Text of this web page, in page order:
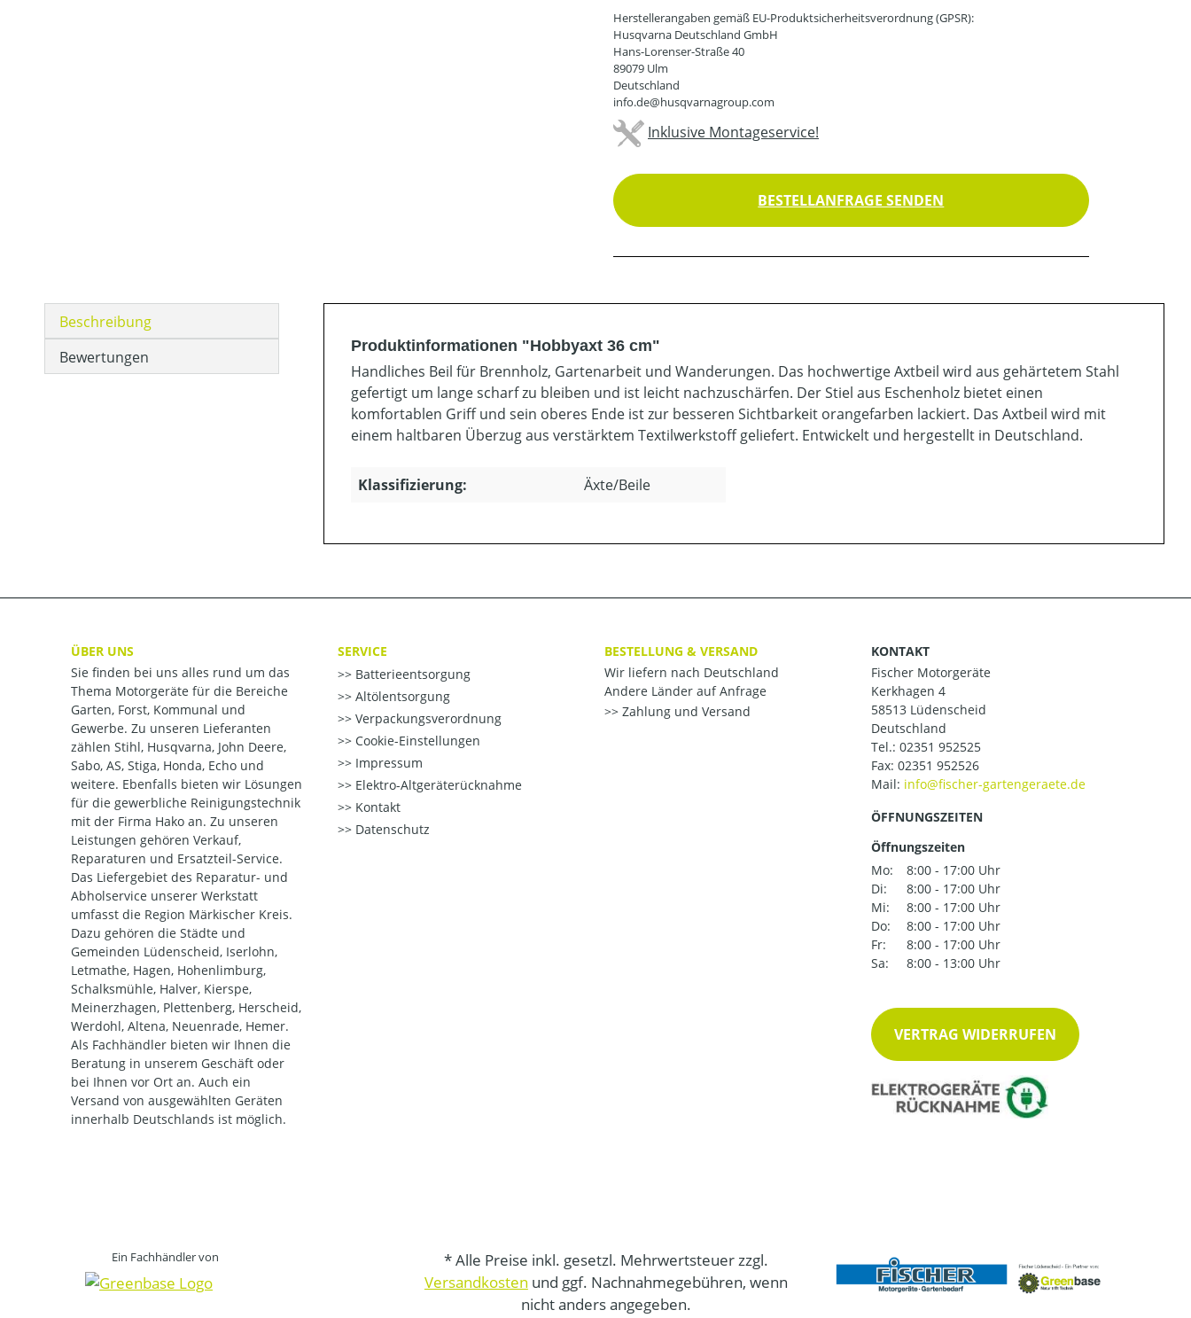
Herstellerangaben gemäß EU-Produktsicherheitsverordnung (GPSR):
Husqvarna Deutschland GmbH
Hans-Lorenser-Straße 40
89079 Ulm
Deutschland
info.de@husqvarnagroup.com
Inklusive Montageservice!
BESTELLANFRAGE SENDEN
Beschreibung
Bewertungen
Produktinformationen "Hobbyaxt 36 cm"
Handliches Beil für Brennholz, Gartenarbeit und Wanderungen. Das hochwertige Axtbeil wird aus gehärtetem Stahl
gefertigt um lange scharf zu bleiben und ist leicht nachzuschärfen. Der Stiel aus Eschenholz bietet einen
komfortablen Griff und sein oberes Ende ist zur besseren Sichtbarkeit orangefarben lackiert. Das Axtbeil wird mit
einem haltbaren Überzug aus verstärktem Textilwerkstoff geliefert. Entwickelt und hergestellt in Deutschland.
Klassifizierung: Äxte/Beile
ÜBER UNS
Sie finden bei uns alles rund um das
Thema Motorgeräte für die Bereiche
Garten, Forst, Kommunal und
Gewerbe. Zu unseren Lieferanten
zählen Stihl, Husqvarna, John Deere,
Sabo, AS, Stiga, Honda, Echo und
weitere. Ebenfalls bieten wir Lösungen
für die gewerbliche Reinigungstechnik
mit der Firma Hako an. Zu unseren
Leistungen gehören Verkauf,
Reparaturen und Ersatzteil-Service.
Das Liefergebiet des Reparatur- und
Abholservice unserer Werkstatt
umfasst die Region Märkischer Kreis.
Dazu gehören die Städte und
Gemeinden Lüdenscheid, Iserlohn,
Letmathe, Hagen, Hohenlimburg,
Schalksmühle, Halver, Kierspe,
Meinerzhagen, Plettenberg, Herscheid,
Werdohl, Altena, Neuenrade, Hemer.
Als Fachhändler bieten wir Ihnen die
Beratung in unserem Geschäft oder
bei Ihnen vor Ort an. Auch ein
Versand von ausgewählten Geräten
innerhalb Deutschlands ist möglich.
SERVICE
Batterieentsorgung
Altölentsorgung
Verpackungsverordnung
Cookie-Einstellungen
Impressum
Elektro-Altgeräterücknahme
Kontakt
Datenschutz
BESTELLUNG & VERSAND
Wir liefern nach Deutschland
Andere Länder auf Anfrage
Zahlung und Versand
KONTAKT
Fischer Motorgeräte
Kerkhagen 4
58513 Lüdenscheid
Deutschland
Tel.: 02351 952525
Fax: 02351 952526
Mail:
ÖFFNUNGSZEITEN
Öffnungszeiten
Mo:
8:00 - 17:00 Uhr
Di:
8:00 - 17:00 Uhr
Mi:
8:00 - 17:00 Uhr
Do:
8:00 - 17:00 Uhr
Fr:
8:00 - 17:00 Uhr
Sa:
8:00 - 13:00 Uhr
VERTRAG WIDERRUFEN
Ein Fachhändler von
* Alle Preise inkl. gesetzl. Mehrwertsteuer zzgl.
Versandkosten und ggf. Nachnahmegebühren, wenn
nicht anders angegeben.